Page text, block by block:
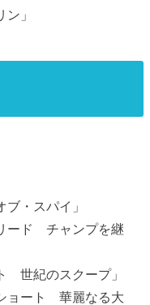
」
・スパイ」
ード チャンプを継
世紀のスクープ」
ョート 華麗なる大